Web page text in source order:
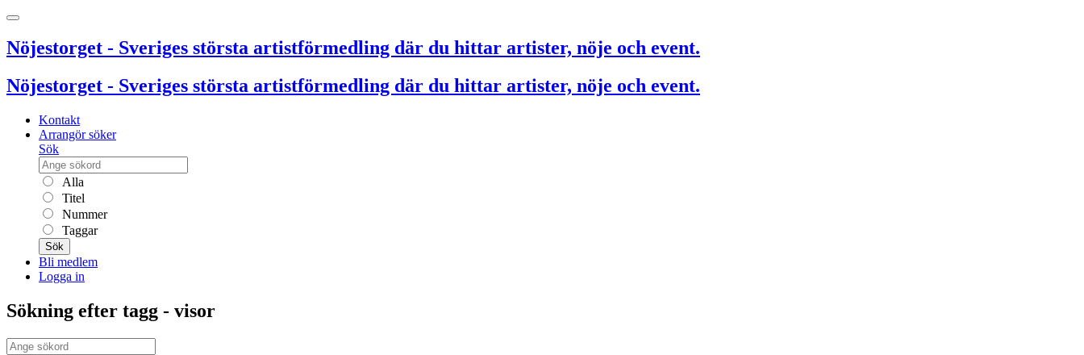
Nöjestorget - Sveriges största artistförmedling där du hittar artister, nöje och event.
Nöjestorget - Sveriges största artistförmedling där du hittar artister, nöje och event.
Kontakt
Arrangör söker
Sök
Alla
Titel
Nummer
Taggar
Sök
Bli medlem
Logga in
Sökning efter tagg - visor